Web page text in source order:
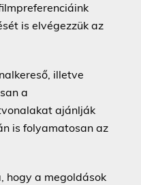
is elvégezzük az
illetve
a
ajánlják
is folyamatosan az
hogy a megoldások